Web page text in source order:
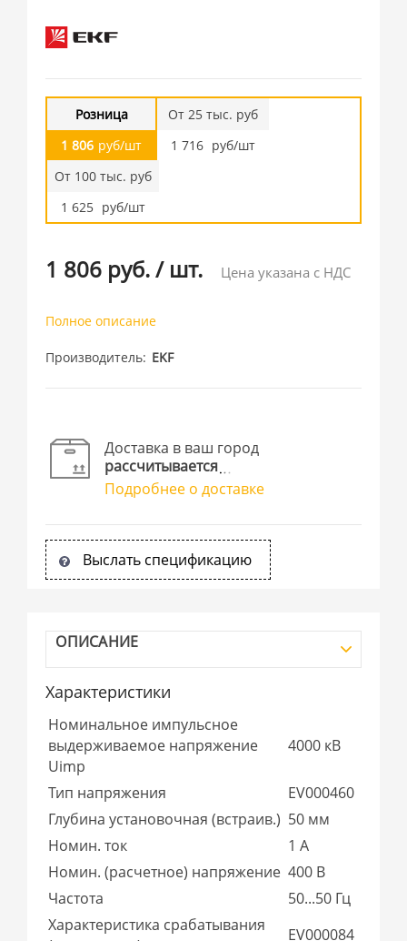
Розница
1 806 руб/шт
От 25 тыс. руб
1 716 руб/шт
От 100 тыс. руб
1 625 руб/шт
1 806 руб./ шт. Цена указана с НДС
Полное описание
Производитель EKF
Доставка в ваш город
рассчитывается
Подробнее о доставке
Выслать спецификацию
ОПИСАНИЕ
Характеристики
Номинальное импульсное
выдерживаемое напряжение
Uimp
4000 кВ
Тип напряжения
EV000460
Глубина установочная (встраив.) 50 мм
Номин. ток
1 А
Номин. (расчетное) напряжение 400 В
Частота
50...50 Гц
Характеристика срабатывания
EV000084